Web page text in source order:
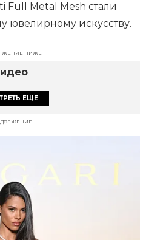
Full Metal Mesh стали
ювелирному искусству.
НИЖЕ
ЕЩЕ